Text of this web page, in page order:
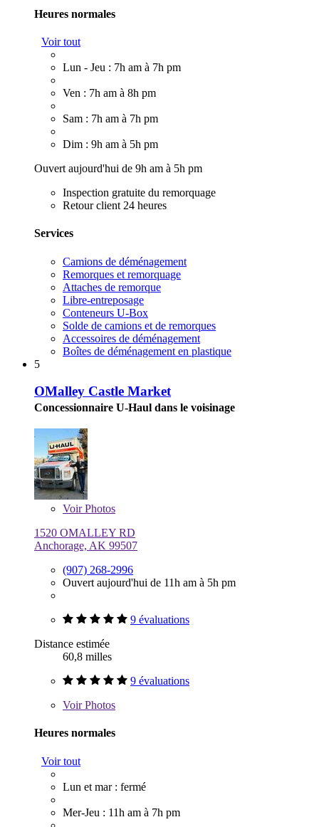
Heures normales
Voir tout
Lun - Jeu : 7h am à 7h pm
Ven : 7h am à 8h pm
Sam : 7h am à 7h pm
Dim : 9h am à 5h pm
Ouvert aujourd'hui de 9h am à 5h pm
Inspection gratuite du remorquage
Retour client 24 heures
Services
Camions de déménagement
Remorques et remorquage
Attaches de remorque
Libre-entreposage
Conteneurs U-Box
Solde de camions et de remorques
Accessoires de déménagement
Boîtes de déménagement en plastique
5
OMalley Castle Market
Concessionnaire U-Haul dans le voisinage
VoirPhotos
1520 OMALLEY RD
Anchorage, AK 99507
(907) 268-2996
Ouvert aujourd'hui de 11h am à 5h pm
9 évaluations
Distance estimée
60,8 milles
9 évaluations
VoirPhotos
Heures normales
Voir tout
Lun et mar : fermé
Mer-Jeu : 11h am à 7h pm